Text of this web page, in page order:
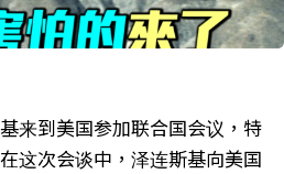
来到美国参加联合国会议，特
这次会谈中，泽连斯基向美国